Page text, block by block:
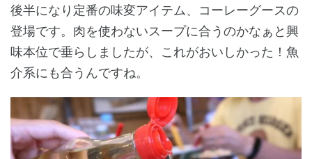
後半になり定番の味変アイテム、コーレーグースの
登場です。肉を使わないスープに合うのかなぁと興
味本位で垂らしましたが、これがおいしかった！魚
介系にも合うんですね。